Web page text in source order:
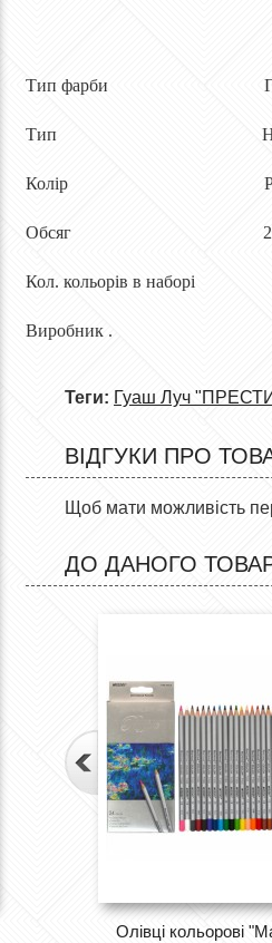
Тип фарби
Тип Набор
Колір Різні
Обсяг 20.0
Кол. кольорів в
Виробник .
Теги: Гуаш Луч
ВІДГУКИ ПРО
Щоб мати можливість
ДО ДАНОГО
Олівці кольорові